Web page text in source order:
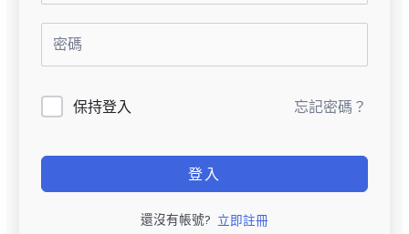
保持登入 忘記密碼？
登入
還沒有帳號? 立即註冊